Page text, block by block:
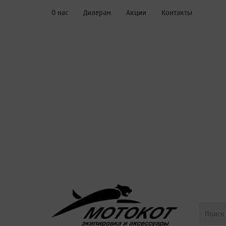
О нас Дилерам Акции Контакты